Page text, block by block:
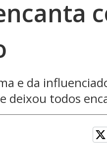
e da
deixou todos